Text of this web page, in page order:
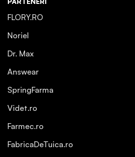
FLORY.RO
Noriel
Dr. Max
Answear
SpringFarma
Videt.ro
Farmec.ro
FabricaDeTuica.ro